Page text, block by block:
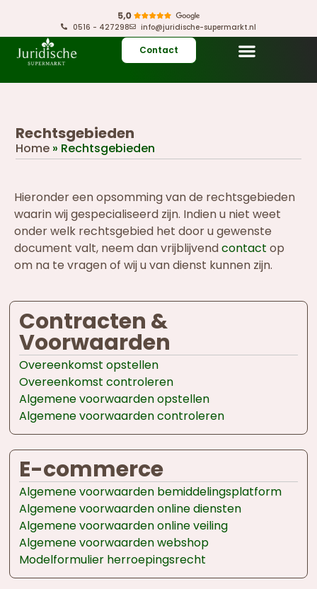
0516 - 427298 info@juridische-supermarkt.nl
Contact
Rechtsgebieden
Home » Rechtsgebieden
Hieronder een opsomming van de rechtsgebieden
waarin wij gespecialiseerd zijn. Indien u niet weet
onder welk rechtsgebied het door u gewenste
document valt, neem dan vrijblijvendcontact op
om na te vragen of wij u van dienst kunnen zijn.
Contracten &
Voorwaarden
Overeenkomst opstellen
Overeenkomst controleren
Algemene voorwaarden opstellen
Algemene voorwaarden controleren
E-commerce
Algemene voorwaarden bemiddelingsplatform
Algemene voorwaarden online diensten
Algemene voorwaarden online veiling
Algemene voorwaarden webshop
Modelformulier herroepingsrecht